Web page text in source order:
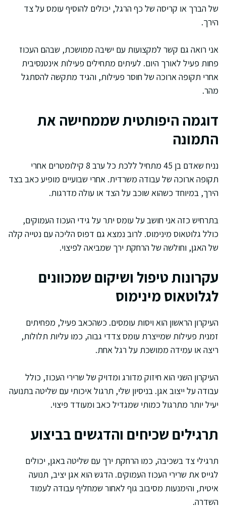
של הברך או קריסה של כף הרגל, יכולים להוסיף עומס על צד
הירך.
אני רואה גם קשר למקצועות עם ישיבה ממושכת, שבהם העכוז
פחות פעיל לאורך היום. לעיתים מתחילים פעילות אינטנסיבית
אחרי תקופה ארוכה של חוסר פעילות, והגיד מתקשה להסתגל
מהר.
דוגמה היפותטית שממחישה את
התמונה
נניח שאדם בן 45 מתחיל ללכת כל ערב 8 קילומטרים אחרי
תקופה ארוכה של עבודה משרדית. אחרי שבועיים מופיע כאב בצד
הירך, במיוחד כשהוא שוכב על הצד או עולה מדרגות.
בתרחיש כזה אני חושב על עומס יתר על גידי העכוז העמוקים,
כולל גלוטאוס מינימוס. לרוב נמצא גם דפוס הליכה עם נטייה קלה
של האגן, וחולשה של הרחקת ירך שמביאה לפיצוי.
עקרונות טיפול ושיקום שמכוונים
לגלוטאוס מינימוס
העיקרון הראשון הוא ויסות עומסים. כשהכאב פעיל, מפחיתים
זמנית פעילות שמייצרת עומס צדדי גבוה, כמו עליות תלולות,
ריצה או עמידה ממושכת על רגל אחת.
העיקרון השני הוא חיזוק מדורג ומדויק של שרירי העכוז, כולל
עבודה על ייצוב אגן. בניסיון שלי, תרגול איכותי עם שליטה בתנועה
יעיל יותר מתרגול כמותי שמגדיל כאב ומעודד פיצוי.
תרגילים שכיחים והדגשים בביצוע
תרגילי צד בשכיבה, כמו הרחקת ירך עם שליטה באגן, יכולים
לגייס את שרירי העכוז העמוקים. הדגש הוא אגן יציב, תנועה
איטית, והימנעות מסיבוב גוף לאחור שמחליף עבודה לעמוד
השדרה.